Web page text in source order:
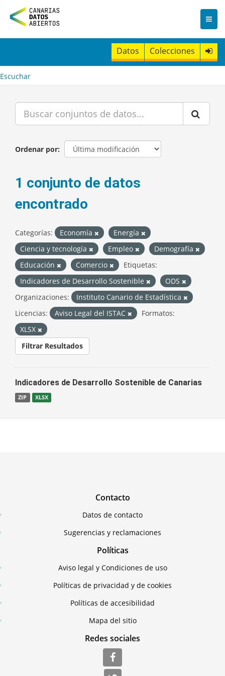
n
t
Datos Colecciones
Escuchar
Ordenar por
1 conjunto de datos
encontrado
Categorías: Economía
Energía
Ciencia y tecnología
Empleo
Demografía
Educación
Comercio
Etiquetas:
Indicadores de Desarrollo Sostenible
ODS
Organizaciones:
Instituto Canario de Estadística
Licencias:
Aviso Legal del ISTAC
Formatos:
XLSX
Filtrar Resultados
Indicadores de Desarrollo Sostenible de Canarias
ZIP XLSX
Contacto
Datos de contacto
Sugerencias y reclamaciones
Políticas
Aviso legal y Condiciones de uso
Políticas de privacidad y de cookies
Políticas de accesibilidad
Mapa del sitio
Redes sociales